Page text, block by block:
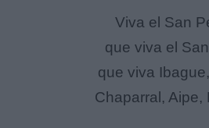
Viva el San
que viva el
que viva
Chaparral, Aipe,